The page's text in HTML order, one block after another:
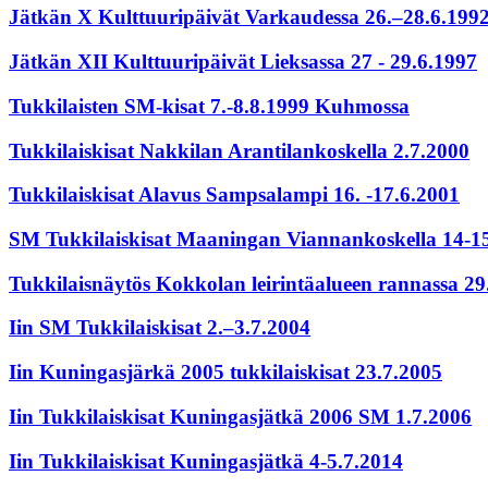
Jätkän X Kulttuuripäivät Varkaudessa 26.–28.6.1992
Jätkän XII Kulttuuripäivät Lieksassa 27 - 29.6.1997
Tukkilaisten SM-kisat 7.-8.8.1999 Kuhmossa
Tukkilaiskisat Nakkilan Arantilankoskella 2.7.2000
Tukkilaiskisat Alavus Sampsalampi 16. -17.6.2001
SM Tukkilaiskisat Maaningan Viannankoskella 14-
Tukkilaisnäytös Kokkolan leirintäalueen rannassa
Iin SM Tukkilaiskisat 2.–3.7.2004
Iin Kuningasjärkä 2005 tukkilaiskisat 23.7.2005
Iin Tukkilaiskisat Kuningasjätkä 2006 SM 1.7.2006
Iin Tukkilaiskisat Kuningasjätkä 4-5.7.2014